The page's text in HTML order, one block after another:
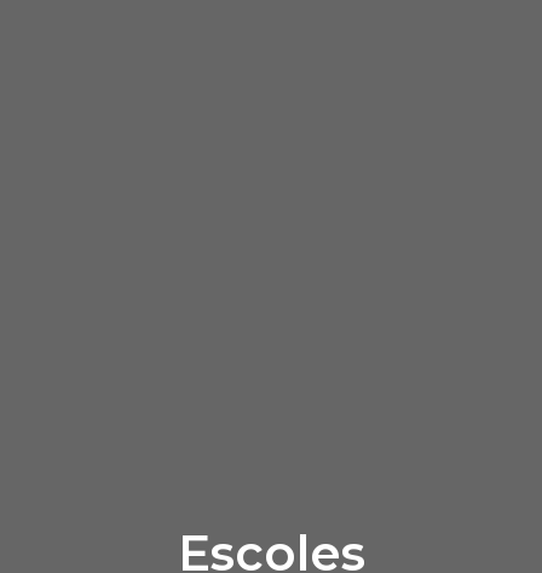
Escoles